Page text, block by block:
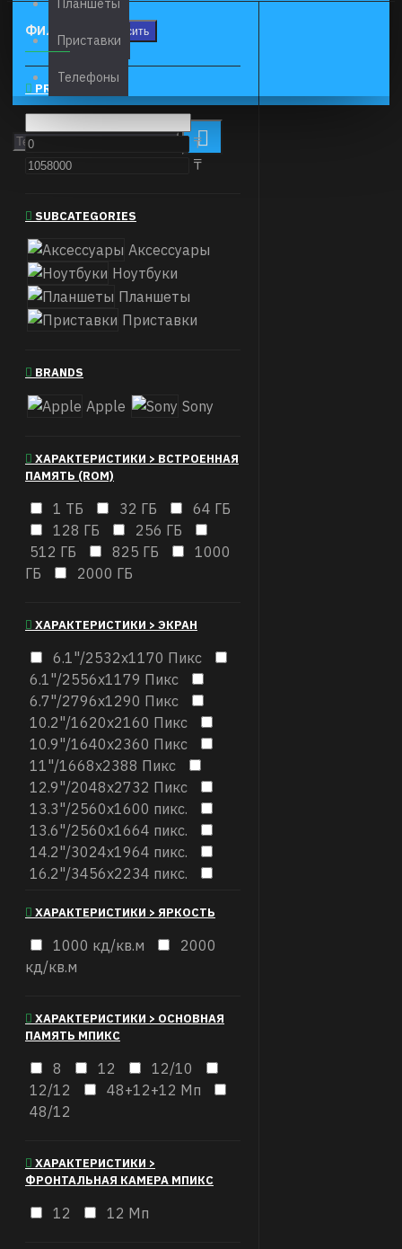
Планшеты
Приставки
Телефоны
ФИЛЬТР Сбросить
PRICE
₸
₸
SUBCATEGORIES
Аксессуары
Ноутбуки
Планшеты
Приставки
BRANDS
Apple Sony
ХАРАКТЕРИСТИКИ > ВСТРОЕННАЯ
ПАМЯТЬ (ROM)
1 ТБ 32 ГБ
64 ГБ
128 ГБ
256 ГБ
512 ГБ
825 ГБ
1000
ГБ
2000 ГБ
ХАРАКТЕРИСТИКИ > ЭКРАН
6.1"/2532x1170 Пикс
6.1"/2556x1179 Пикс
6.7"/2796x1290 Пикс
10.2"/1620x2160 Пикс
10.9"/1640x2360 Пикс
11"/1668x2388 Пикс
12.9"/2048x2732 Пикс
13.3"/2560x1600 пикс.
13.6"/2560x1664 пикс.
14.2"/3024x1964 пикс.
16.2"/3456x2234 пикс.
ХАРАКТЕРИСТИКИ > ЯРКОСТЬ
1000 кд/кв.м
2000
кд/кв.м
ХАРАКТЕРИСТИКИ > ОСНОВНАЯ
ПАМЯТЬ МПИКС
8 12
12/10
12/12
48+12+12 Мп
48/12
ХАРАКТЕРИСТИКИ >
ФРОНТАЛЬНАЯ КАМЕРА МПИКС
12 12 Мп